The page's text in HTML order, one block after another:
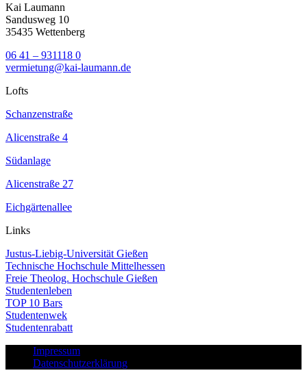
Kai Laumann
Sandusweg 10
35435 Wettenberg
06 41 – 931118 0
vermietung@kai-laumann.de
Lofts
Schanzenstraße
Alicenstraße 4
Südanlage
Alicenstraße 27
Eichgärtenallee
Links
Justus-Liebig-Universität Gießen
Technische Hochschule Mittelhessen
Freie Theolog. Hochschule Gießen
Studentenleben
TOP 10 Bars
Studentenwek
Studentenrabatt
Impressum
Datenschutzerklärung